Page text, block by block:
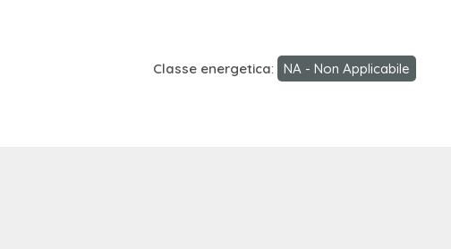
Classe energetica: NA - Non Applicabile